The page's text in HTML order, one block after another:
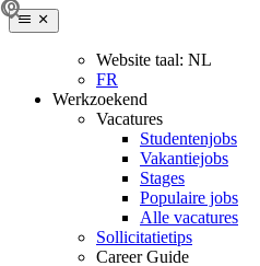
Website taal: NL
FR
Werkzoekend
Vacatures
Studentenjobs
Vakantiejobs
Stages
Populaire jobs
Alle vacatures
Sollicitatietips
Career Guide